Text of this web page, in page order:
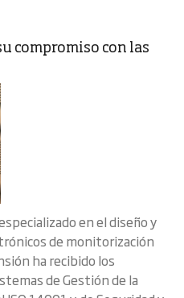
compromiso con las
en el diseño y
de monitorización
ha recibido los
de Gestión de la